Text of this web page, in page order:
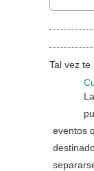
Tal vez
eventos